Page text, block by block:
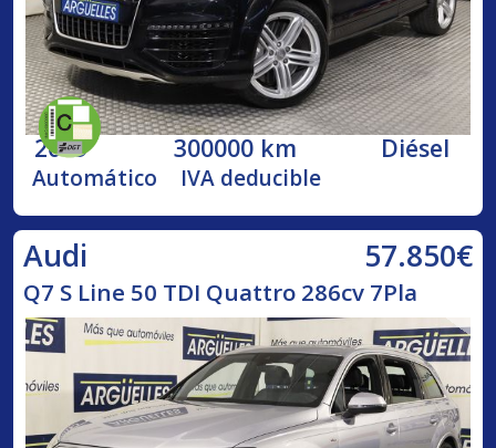
2009 300000 km Diésel
Automático IVA deducible
Audi 57.850€
Q7 S Line 50 TDI Quattro 286cv 7Pla